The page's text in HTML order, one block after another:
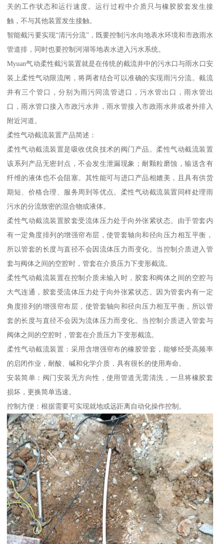
关的工作状态和运行速度。运行过程中介质只与橡胶胶套发生接
触，不与其他装置发生接触。
智能截污要实现“清污分流”，既要控制污水向地表水环境和市政雨水
管道排，同时也要控制河湖等地表水进入污水系统。
Myuan气动柔性截污装置就是在传统的截流井中的污水口与雨水口安
装上柔性气动限流闸，将两者结合可以准确的实现雨污分流。截流
井有三个管口，分别为雨污同流管进口，污水管出口，雨水管出
口，雨水管口接入市政污水井，雨水管接入市政雨水井或者外排入
附近河道。
柔性气动截流装置产品简述：
柔性气动截流装置是吸收优良技术的阀门产品。柔性气动截流装置
该系列产品无密封点，不会发生泄漏现象；耐颗粒磨蚀，输送含有
纤维的液体也不会阻塞。其性能可与进口产品相媲美，且具有供货
期短、价格合理、服务周到等优点。柔性气动截流装置同样处理雨
污水的分流致密的混合物或液体。
柔性气动截流装置胶套受流体压力处于向外张紧状态。由于管套内
有一定角度排列的增强帘布层，使管套轴向和径向压力相互平衡，
所以管套的长度与直径不会因流体压力而变化。当控制介质进入管
套与阀体之间的空腔时，管套在介质压力下变形截流。
柔性气动截流装置在控制介质未输入时，胶套和阀体之间的空腔与
大气连通，胶套受流体压力处于向外张紧状态。因为管套内有一定
角度排列的增强帘布层，使管套轴向和径向压力相互平衡，所以管
套的长度与直径不会因为流体压力而变化。当控制介质进入管套与
阀体之间的空腔时，管套在介质压力下变形截流。
柔性气动截流装置：采用含增强帘布的橡胶管套，能够经受高频率
的启闭作业，耐酸、碱和化学介质，具有很长的使用寿命。
安装简单：阀门安装无方向性，使用管道无需清洗，一旦将橡胶套
损坏，更换简单迅速。
控制方便：根据需要可实现就地或远距离自动化操作控制。